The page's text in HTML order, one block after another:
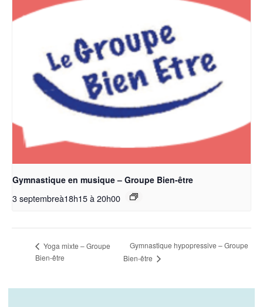
Gymnastique en musique – Groupe Bien-être
3 septembreà18h15à20h00
Yoga mixte – Groupe
Bien-être
Gymnastique hypopressive – Groupe
Bien-être